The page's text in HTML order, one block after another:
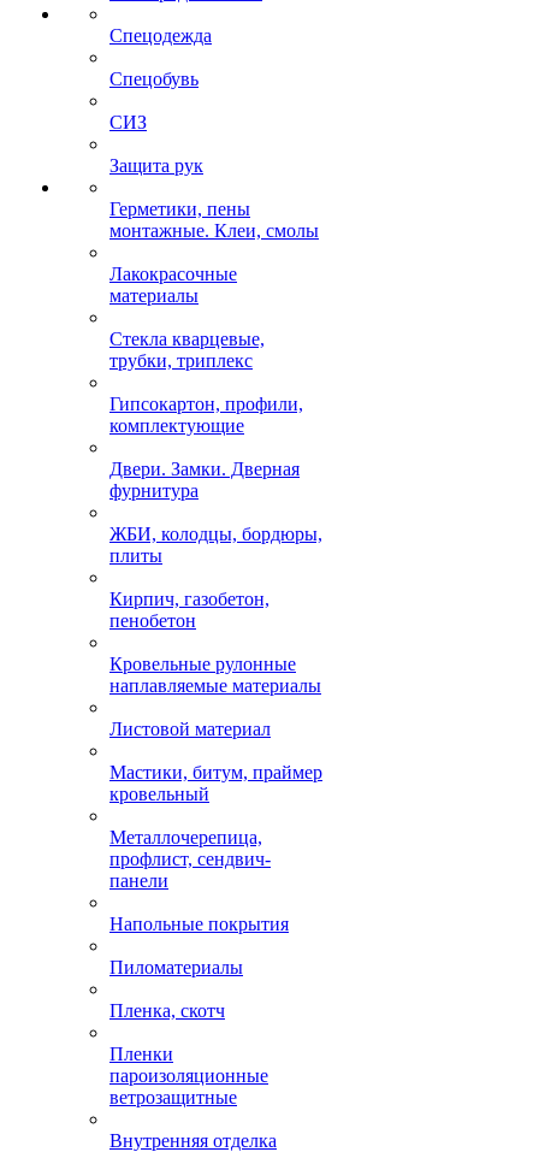
Спецодежда
Спецобувь
СИЗ
Защита рук
Герметики, пены
монтажные. Клеи, смолы
Лакокрасочные
материалы
Стекла кварцевые,
трубки, триплекс
Гипсокартон, профили,
комплектующие
Двери. Замки. Дверная
фурнитура
ЖБИ, колодцы, бордюры,
плиты
Кирпич, газобетон,
пенобетон
Кровельные рулонные
наплавляемые материалы
Листовой материал
Мастики, битум, праймер
кровельный
Металлочерепица,
профлист, сендвич-
панели
Напольные покрытия
Пиломатериалы
Пленка, скотч
Пленки
пароизоляционные
ветрозащитные
Внутренняя отделка